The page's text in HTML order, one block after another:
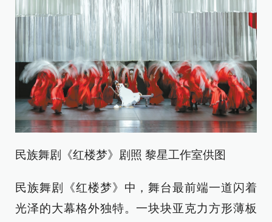
民族舞剧《红楼梦》剧照 黎星工作室供图
民族舞剧《红楼梦》中，舞台最前端一道闪着
光泽的大幕格外独特。一块块亚克力方形薄板